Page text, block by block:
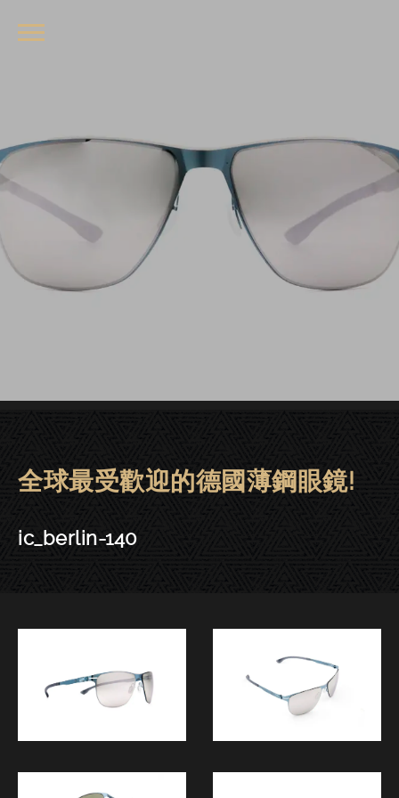
ic! berlin眼鏡 | 東門－ic_berlin-
全球最受歡迎的德國薄鋼眼鏡!
ic_berlin-140